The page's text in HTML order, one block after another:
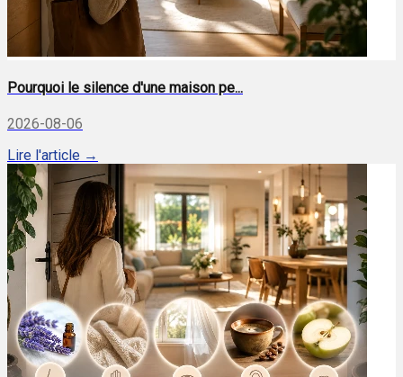
Pourquoi le silence d'une maison pe...
2026-08-06
Lire l'article →